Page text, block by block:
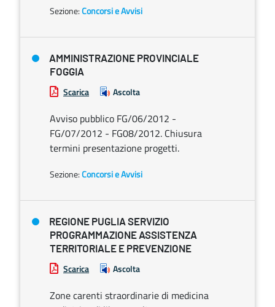
Sezione:Concorsi e Avvisi
AMMINISTRAZIONE PROVINCIALE
FOGGIA
Scarica Ascolta
Avviso pubblico FG/06/2012 -
FG/07/2012 - FG08/2012. Chiusura
termini presentazione progetti.
Sezione:Concorsi e Avvisi
REGIONE PUGLIA SERVIZIO
PROGRAMMAZIONE ASSISTENZA
TERRITORIALE E PREVENZIONE
Scarica Ascolta
Zone carenti straordinarie di medicina